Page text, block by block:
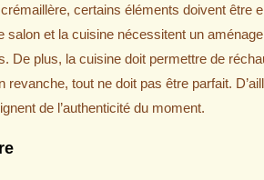
certains éléments doivent être
salon et la cuisine nécessitent un
De plus, la cuisine doit permettre de
revanche, tout ne doit pas être parfait.
de l’authenticité du moment.